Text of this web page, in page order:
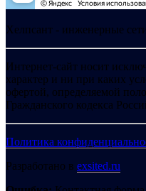
Хелпсант - инженерные
Интернет-сайт носит
характер и ни при каких
офертой, определяемой
Гражданского кодекса
Политика
Разработано в exsited.ru